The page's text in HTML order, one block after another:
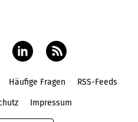
Häufige Fragen RSS-Feeds
Impressum